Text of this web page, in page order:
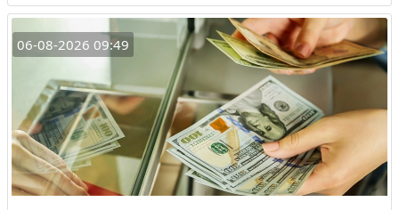
06-08-2026 09:49